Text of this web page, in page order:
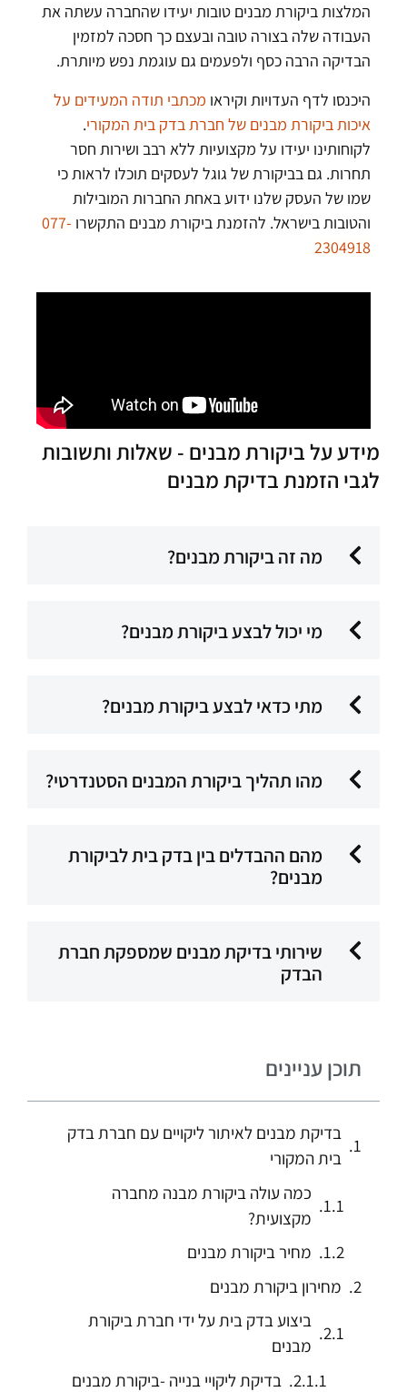
המלצות ביקורת מבנים טובות יעידו שהחברה עשתה את
העבודה שלה בצורה טובה ובעצם כך חסכה למזמין
הבדיקה הרבה כסף ולפעמים גם עוגמת נפש מיותרת.
היכנסו לדף העדויות וקיראומכתבי תודה המעידים על
איכות ביקורת מבנים של חברת בדק בית המקורי.
לקוחותינו יעידו על מקצועיות ללא רבב ושירות חסר
תחרות. גם בביקורת של גוגל לעסקים תוכלו לראות כי
שמו של העסק שלנו ידוע באחת החברות המובילות
והטובות בישראל. להזמנת ביקורת מבנים התקשרו077-
2304918
מידע על ביקורת מבנים - שאלות ותשובות
לגבי הזמנת בדיקת מבנים
מה זה ביקורת מבנים?
מי יכול לבצע ביקורת מבנים?
מתי כדאי לבצע ביקורת מבנים?
מהו תהליך ביקורת המבנים הסטנדרטי?
מהם ההבדלים בין בדק בית לביקורת
מבנים?
שירותי בדיקת מבנים שמספקת חברת
הבדק
תוכן עניינים
בדיקת מבנים לאיתור ליקויים עם חברת בדק
בית המקורי
כמה עולה ביקורת מבנה מחברה
מקצועית?
מחיר ביקורת מבנים
מחירון ביקורת מבנים
ביצוע בדק בית על ידי חברת ביקורת
מבנים
בדיקת ליקויי בנייה -ביקורת מבנים